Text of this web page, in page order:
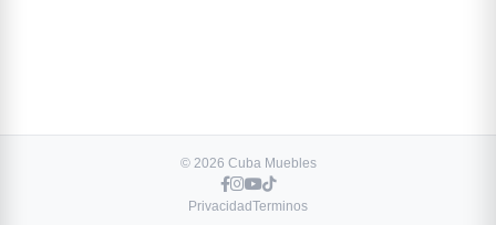
© 2026 Cuba Muebles
PrivacidadTerminos